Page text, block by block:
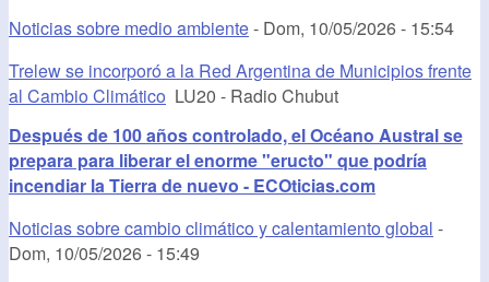
Noticias sobre medio ambiente- Dom, 10/05/2026 - 15:54
Trelew se incorporó a la Red Argentina de Municipios frente
al Cambio Climático LU20 - Radio Chubut
Después de 100 años controlado, el Océano Austral se
prepara para liberar el enorme "eructo" que podría
incendiar la Tierra de nuevo - ECOticias.com
Noticias sobre cambio climático y calentamiento global -
Dom, 10/05/2026 - 15:49